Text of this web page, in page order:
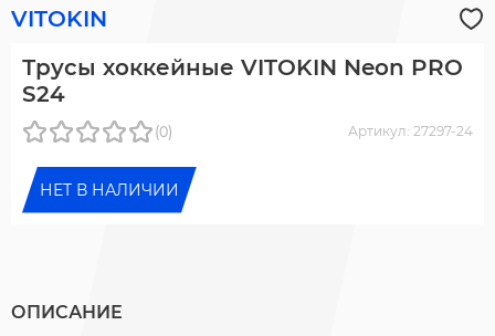
VITOKIN
Трусы хоккейные VITOKIN Neon PRO
S24
(0) Артикул: 27297-24
НЕТ В НАЛИЧИИ
ОПИСАНИЕ